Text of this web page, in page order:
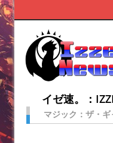
イゼ速。：
マジック：ザ・